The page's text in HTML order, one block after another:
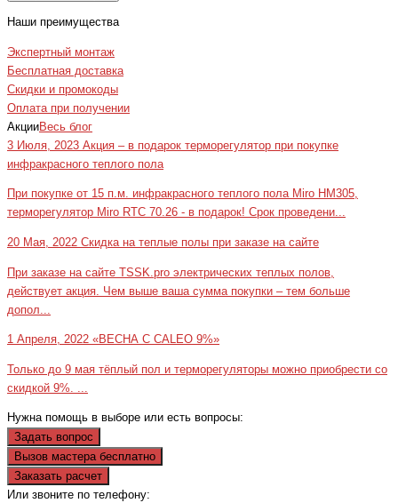
Наши преимущества
Экспертный монтаж
Бесплатная доставка
Скидки и промокоды
Оплата при получении
АкцииВесь блог
3 Июля, 2023 Акция – в подарок терморегулятор при покупке
инфракрасного теплого пола
При покупке от 15 п.м. инфракрасного теплого пола Miro HM305,
терморегулятор Miro RTC 70.26 - в подарок! Срок проведени...
20 Мая, 2022 Скидка на теплые полы при заказе на сайте
При заказе на сайте TSSK.pro электрических теплых полов,
действует акция. Чем выше ваша сумма покупки – тем больше
допол...
1 Апреля, 2022 «ВЕСНА С CALEO 9%»
Только до 9 мая тёплый пол и терморегуляторы можно приобрести со
скидкой 9%. ...
Нужна помощь в выборе или есть вопросы:
Задать вопрос
Вызов мастера бесплатно
Заказать расчет
Или звоните по телефону: